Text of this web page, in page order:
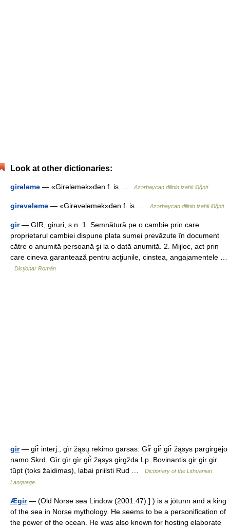
Look at other dictionaries:
girələmə — «Girələmək»dən f. is … Azərbaycan dilinin izahlı lüğəti
girəvələmə — «Girəvələmək»dən f. is … Azərbaycan dilinin izahlı lüğəti
gir— GIR, giruri, s.n. 1. Semnătură pe o cambie prin care
proprietarul cambiei dispune plata sumei prevăzute în document
către o anumită persoană şi la o dată anumită. 2. Mijloc, act prin
care cineva garantează pentru acţiunile, cinstea, angajamentele …
Dicționar Român
gir— gir̃ interj., gìr žąsų rėkimo garsas: Gir̃ gir̃ gir̃ žąsys pargirgėjo
namo Skrd. Gìr gìr gìr gir̃ žąsys girgžda Lp. Bovinantis gir gir gir
tūpt (toks žaidimas), labai priilsti Rud …
Dictionary of the Lithuanian
Language
Ægir— (Old Norse sea Lindow (2001:47).] ) is a jötunn and a king
of the sea in Norse mythology. He seems to be a personification of
the power of the ocean. He was also known for hosting elaborate